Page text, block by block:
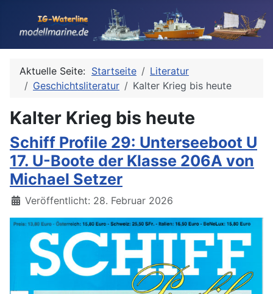
Aktuelle Seite: Startseite
Literatur
Geschichtsliteratur
Kalter Krieg bis heute
Kalter Krieg bis heute
Schiff Profile 29: Unterseeboot U
17. U-Boote der Klasse 206A von
Michael Setzer
Details
Veröffentlicht: 28. Februar 2026